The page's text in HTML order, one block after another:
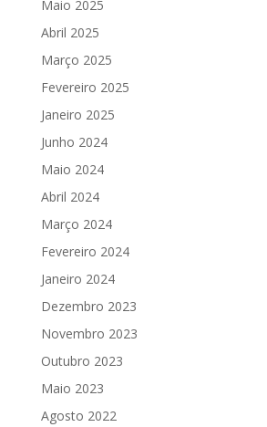
Maio 2025
Abril 2025
Março 2025
Fevereiro 2025
Janeiro 2025
Junho 2024
Maio 2024
Abril 2024
Março 2024
Fevereiro 2024
Janeiro 2024
Dezembro 2023
Novembro 2023
Outubro 2023
Maio 2023
Agosto 2022